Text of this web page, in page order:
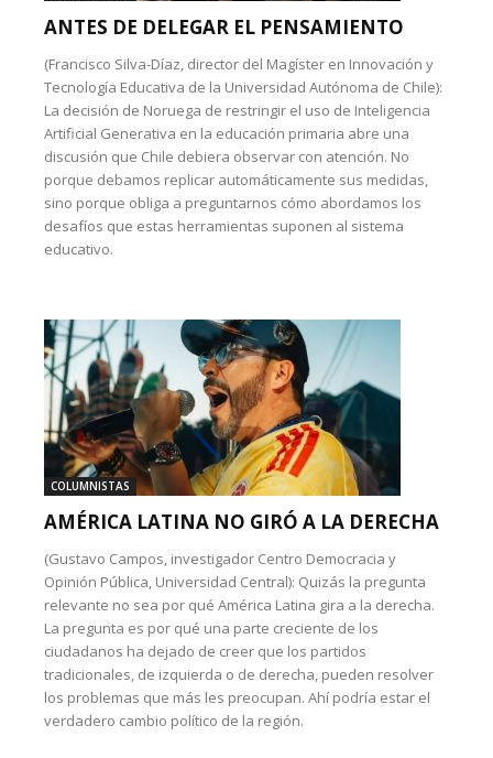
ANTES DE DELEGAR EL PENSAMIENTO
(Francisco Silva-Díaz, director del Magíster en Innovación y
Tecnología Educativa de la Universidad Autónoma de Chile):
La decisión de Noruega de restringir el uso de Inteligencia
Artificial Generativa en la educación primaria abre una
discusión que Chile debiera observar con atención. No
porque debamos replicar automáticamente sus medidas,
sino porque obliga a preguntarnos cómo abordamos los
desafíos que estas herramientas suponen al sistema
educativo.
COLUMNISTAS
AMÉRICA LATINA NO GIRÓ A LA DERECHA
(Gustavo Campos, investigador Centro Democracia y
Opinión Pública, Universidad Central): Quizás la pregunta
relevante no sea por qué América Latina gira a la derecha.
La pregunta es por qué una parte creciente de los
ciudadanos ha dejado de creer que los partidos
tradicionales, de izquierda o de derecha, pueden resolver
los problemas que más les preocupan. Ahí podría estar el
verdadero cambio político de la región.